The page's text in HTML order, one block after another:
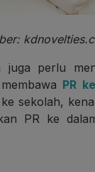
perlu
PR
sekolah,
PR ke